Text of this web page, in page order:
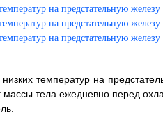
температур на
тела ежедневно перед